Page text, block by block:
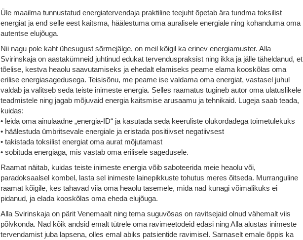
Üle maailma tunnustatud energiatervendaja praktiline teejuht õpetab ära tundma toksilist
energiat ja end selle eest kaitsma, häälestuma oma auralisele energiale ning kohanduma oma
autentse elujõuga.
Nii nagu pole kaht ühesugust sõrmejälge, on meil kõigil ka erinev energiamuster. Alla
Svirinskaja on aastakümneid juhtinud edukat tervenduspraksist ning ikka ja jälle täheldanud, et
tõelise, kestva heaolu saavutamiseks ja ehedalt elamiseks peame elama kooskõlas oma
erilise energiasagedusega. Teisisõnu, me peame ise valdama oma energiat, vastasel juhul
valdab ja valitseb seda teiste inimeste energia. Selles raamatus tugineb autor oma ulatuslikele
teadmistele ning jagab mõjuvaid energia kaitsmise arusaamu ja tehnikaid. Lugeja saab teada,
kuidas:
• leida oma ainulaadne „energia-ID“ ja kasutada seda keeruliste olukordadega toimetulekuks
• häälestuda ümbritsevale energiale ja eristada positiivset negatiivsest
• takistada toksilist energiat oma aurat mõjutamast
• sobituda energiaga, mis vastab oma erilisele sagedusele.
Raamat näitab, kuidas teiste inimeste energia võib saboteerida meie heaolu või,
paradoksaalsel kombel, lasta sel inimeste lainepikkuste tohutus meres õitseda. Murranguline
raamat kõigile, kes tahavad viia oma heaolu tasemele, mida nad kunagi võimalikuks ei
pidanud, ja elada kooskõlas oma eheda elujõuga.
Alla Svirinskaja on pärit Venemaalt ning tema suguvõsas on ravitsejaid olnud vähemalt viis
põlvkonda. Nad kõik andsid emalt tütrele oma ravimeetodeid edasi ning Alla alustas inimeste
tervendamist juba lapsena, olles emal abiks patsientide ravimisel. Sarnaselt emale õppis ka